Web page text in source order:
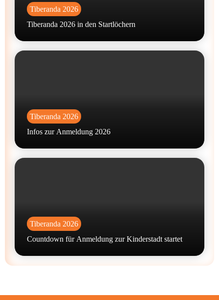
Tiberanda 2026
Tiberanda 2026 in den Startlöchern
Tiberanda 2026
Infos zur Anmeldung 2026
Tiberanda 2026
Countdown für Anmeldung zur Kinderstadt startet